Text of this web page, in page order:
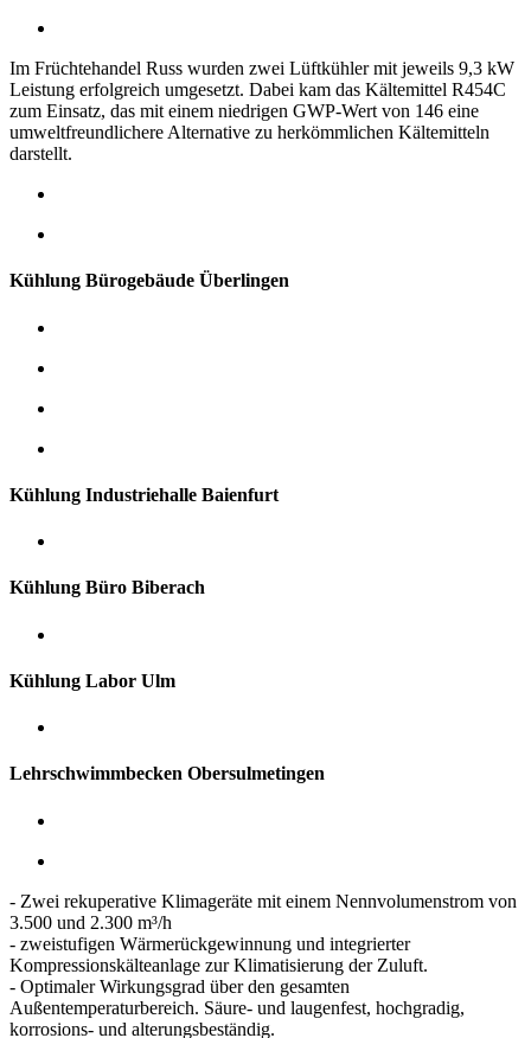
Im Früchtehandel Russ wurden zwei Lüftkühler mit jeweils 9,3 kW
Leistung erfolgreich umgesetzt. Dabei kam das Kältemittel R454C
zum Einsatz, das mit einem niedrigen GWP-Wert von 146 eine
umweltfreundlichere Alternative zu herkömmlichen Kältemitteln
darstellt.
Kühlung Bürogebäude Überlingen
Kühlung Industriehalle Baienfurt
Kühlung Büro Biberach
Kühlung Labor Ulm
Lehrschwimmbecken Obersulmetingen
- Zwei rekuperative Klimageräte mit einem Nennvolumenstrom von
3.500 und 2.300 m³/h
- zweistufigen Wärmerückgewinnung und integrierter
Kompressionskälteanlage zur Klimatisierung der Zuluft.
- Optimaler Wirkungsgrad über den gesamten
Außentemperaturbereich. Säure- und laugenfest, hochgradig,
korrosions- und alterungsbeständig.